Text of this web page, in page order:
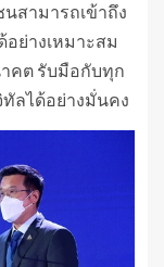
สามารถเข้าถึง
ย่างเหมาะสม
คต รับมือกับทุก
ลได้อย่างมั่นคง